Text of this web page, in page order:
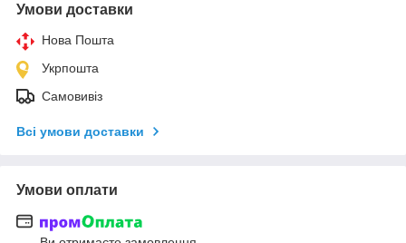
Умови доставки
Нова Пошта
Укрпошта
Самовивіз
Всі умови доставки
Умови оплати